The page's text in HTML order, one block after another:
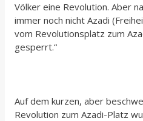
Völker eine Revolution. Aber
immer noch nicht Azadi
vom Revolutionsplatz zum
gesperrt.“
Auf dem kurzen, aber
Revolution zum Azadi-Platz